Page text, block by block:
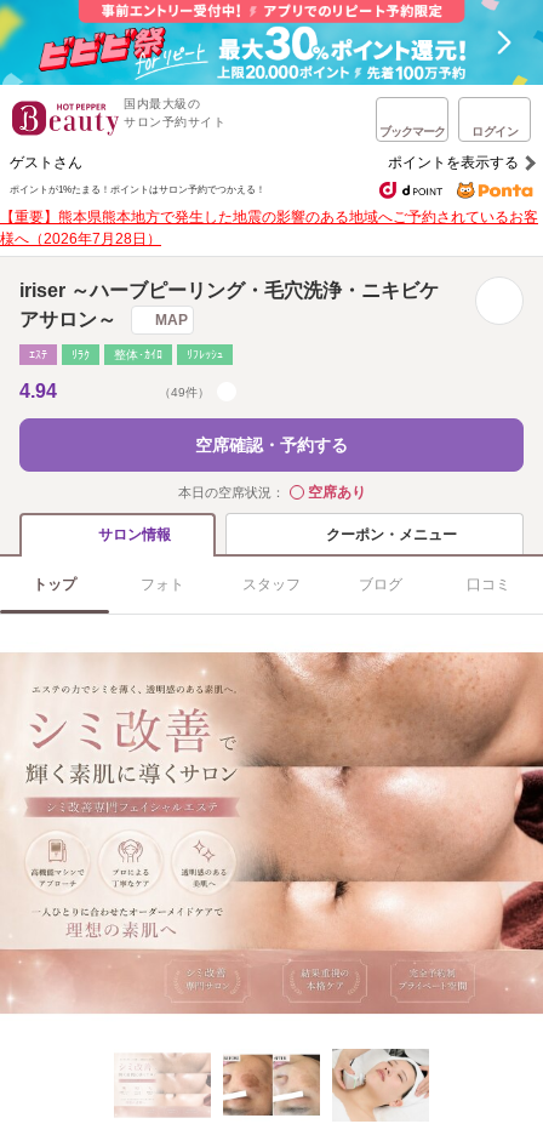
国内最大級の
サロン予約サイト
ブックマーク ログイン
ゲストさん ポイントを表示する
ポイントが1%たまる！ ポイントはサロン予約でつかえる！
【重要】熊本県熊本地方で発生した地震の影響のある地域へご予約されているお客
様へ（2026年7月28日）
iriser ～ハーブピーリング・毛穴洗浄・ニキビケ
アサロン～
MAP
ｴｽﾃ ﾘﾗｸ 整体･ｶｲﾛ ﾘﾌﾚｯｼｭ
4.94 （49件）
空席確認・予約する
本日の空席状況： ◯空席あり
サロン情報 クーポン・メニュー
トップ フォト スタッフ ブログ 口コミ